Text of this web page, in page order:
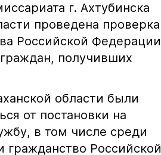
г. Ахтубинска
проведена проверка
Российской Федерации
получивших
области были
от постановки на
в том числе среди
гражданство Российской